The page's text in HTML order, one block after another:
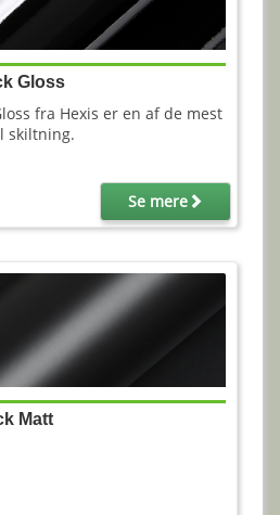
Gloss
fra Hexis er en af de mest
skiltning.
Se mere
Matt